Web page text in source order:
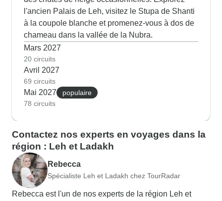
l'ancien Palais de Leh, visitez le Stupa de Shanti
à la coupole blanche et promenez-vous à dos de
chameau dans la vallée de la Nubra.
Mars 2027
20 circuits
Avril 2027
69 circuits
Mai 2027
populaire
78 circuits
Contactez nos experts en voyages dans la
région : Leh et Ladakh
Rebecca
Spécialiste Leh et Ladakh chez TourRadar
Rebecca est l'un de nos experts de la région Leh et